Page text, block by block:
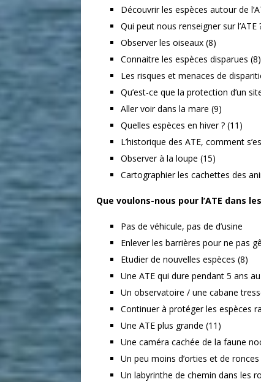
Découvrir les espèces autour de
Qui peut nous renseigner sur
Observer les oiseaux (8)
Connaitre les espèces disparues (8)
Les risques et menaces de
Qu’est-ce que la protection d’un
Aller voir dans la mare (9)
Quelles espèces en hiver ? (11)
L’historique des ATE, comment
Observer à la loupe (15)
Cartographier les cachettes des
Que voulons-nous pour l’ATE dans
Pas de véhicule, pas de d’usine
Enlever les barrières pour ne pas
Etudier de nouvelles espèces (8)
Une ATE qui dure pendant 5 ans
Un observatoire / une cabane
Continuer à protéger les espèces
Une ATE plus grande (11)
Une caméra cachée de la faune
Un peu moins d’orties et de
Un labyrinthe de chemin dans les